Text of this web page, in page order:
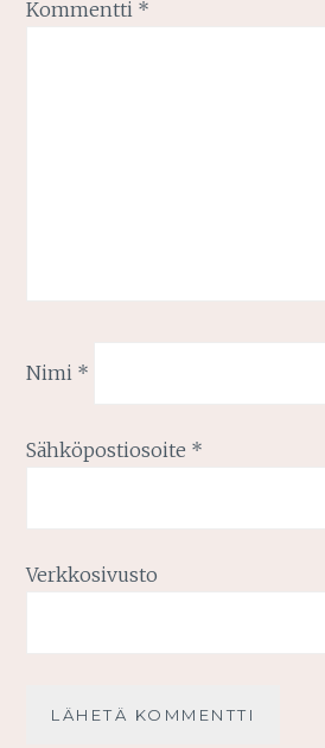
Kommentti *
Nimi *
Sähköpostiosoite *
Verkkosivusto